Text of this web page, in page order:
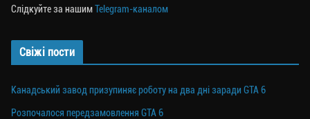
Слідкуйте за нашимTelegram-каналом
Свіжі пости
Канадський завод призупиняє роботу на два дні заради GTA 6
Розпочалося передзамовлення GTA 6